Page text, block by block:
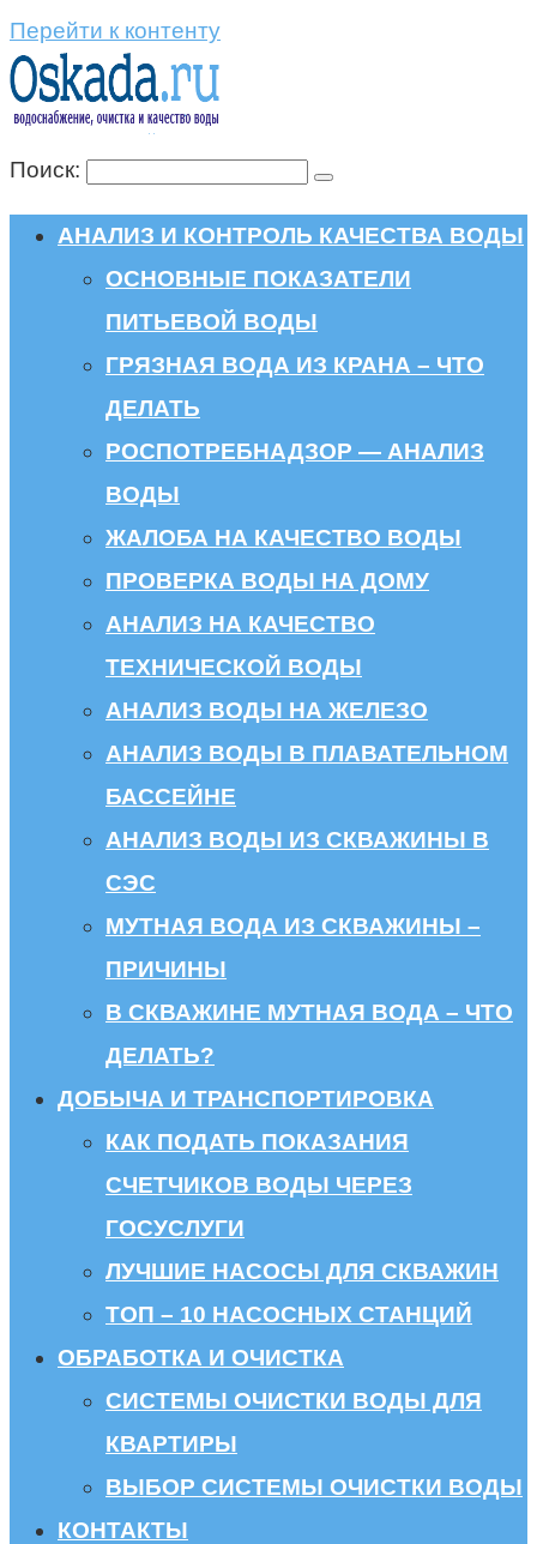
Перейти к контенту
Поиск:
АНАЛИЗ И КОНТРОЛЬ КАЧЕСТВА ВОДЫ
ОСНОВНЫЕ ПОКАЗАТЕЛИ
ПИТЬЕВОЙ ВОДЫ
ГРЯЗНАЯ ВОДА ИЗ КРАНА – ЧТО
ДЕЛАТЬ
РОСПОТРЕБНАДЗОР — АНАЛИЗ
ВОДЫ
ЖАЛОБА НА КАЧЕСТВО ВОДЫ
ПРОВЕРКА ВОДЫ НА ДОМУ
АНАЛИЗ НА КАЧЕСТВО
ТЕХНИЧЕСКОЙ ВОДЫ
АНАЛИЗ ВОДЫ НА ЖЕЛЕЗО
АНАЛИЗ ВОДЫ В ПЛАВАТЕЛЬНОМ
БАССЕЙНЕ
АНАЛИЗ ВОДЫ ИЗ СКВАЖИНЫ В
СЭС
МУТНАЯ ВОДА ИЗ СКВАЖИНЫ –
ПРИЧИНЫ
В СКВАЖИНЕ МУТНАЯ ВОДА – ЧТО
ДЕЛАТЬ?
ДОБЫЧА И ТРАНСПОРТИРОВКА
КАК ПОДАТЬ ПОКАЗАНИЯ
СЧЕТЧИКОВ ВОДЫ ЧЕРЕЗ
ГОСУСЛУГИ
ЛУЧШИЕ НАСОСЫ ДЛЯ СКВАЖИН
ТОП – 10 НАСОСНЫХ СТАНЦИЙ
ОБРАБОТКА И ОЧИСТКА
СИСТЕМЫ ОЧИСТКИ ВОДЫ ДЛЯ
КВАРТИРЫ
ВЫБОР СИСТЕМЫ ОЧИСТКИ ВОДЫ
КОНТАКТЫ